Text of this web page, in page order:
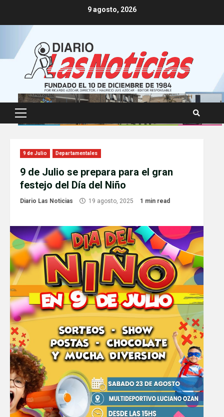
9 agosto, 2026
Primary
Menu
9 de Julio Departamentales
9 de Julio se prepara para el gran
festejo del Día del Niño
Diario Las Noticias 19 agosto, 2025 1 min read